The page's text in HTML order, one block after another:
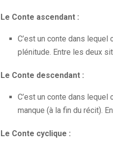
Le Conte ascendant :
C’est un conte dans
plénitude. Entre les deux
Le Conte descendant :
C’est un conte dans
manque (à la fin du récit).
Le Conte cyclique :